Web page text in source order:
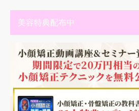
美容特典配布中